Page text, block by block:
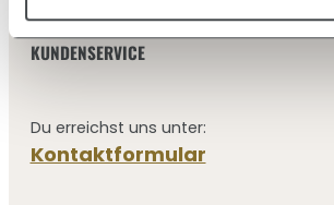
KUNDENSERVICE
Du erreichst uns unter:
Kontaktformular